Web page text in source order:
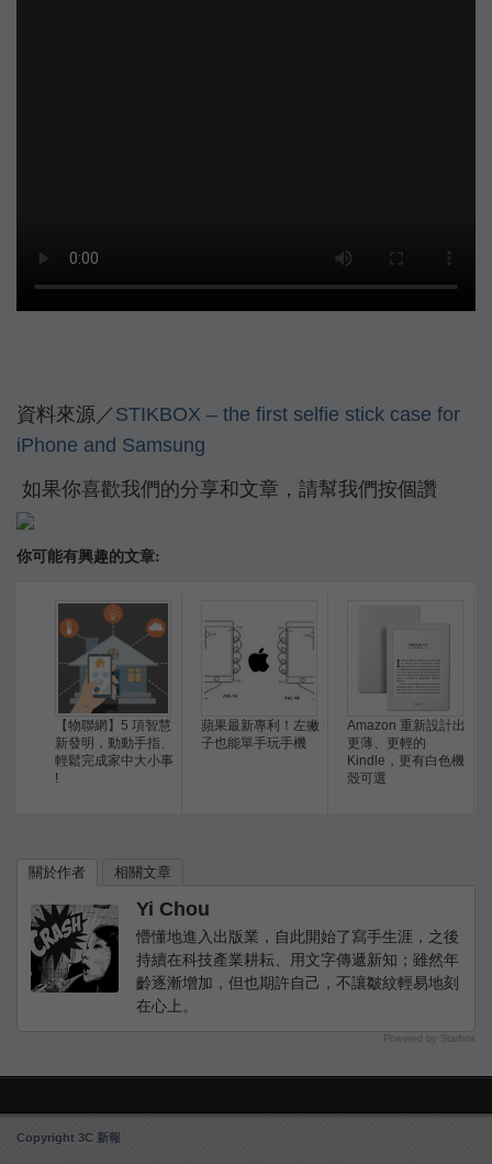
資料來源／ STIKBOX – the first selfie stick case for
iPhone and Samsung
如果你喜歡我們的分享和文章，請幫我們按個讚
你可能有興趣的文章:
【物聯網】5 項智慧
新發明，動動手指、
輕鬆完成家中大小事
!
蘋果最新專利！左撇
子也能單手玩手機
Amazon 重新設計出
更薄、更輕的
Kindle，更有白色機
殼可選
關於作者 相關文章
Yi Chou
懵懂地進入出版業，自此開始了寫手生涯，之後
持續在科技產業耕耘、用文字傳遞新知；雖然年
齡逐漸增加，但也期許自己，不讓皺紋輕易地刻
在心上。
Powered by Starbox
Copyright 3C 新報